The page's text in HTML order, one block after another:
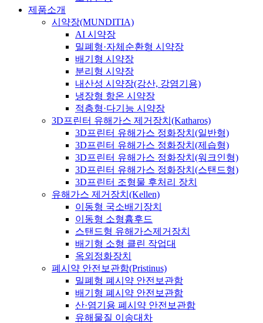
제품소개
시약장(MUNDITIA)
AI 시약장
밀폐형·자체순환형 시약장
배기형 시약장
분리형 시약장
내산성 시약장(강산, 강염기용)
냉장형 항온 시약장
적층형·다기능 시약장
3D프린터 유해가스 제거장치(Katharos)
3D프린터 유해가스 정화장치(일반형)
3D프린터 유해가스 정화장치(제습형)
3D프린터 유해가스 정화장치(워크인형)
3D프린터 유해가스 정화장치(스탠드형)
3D프린터 조형물 후처리 장치
유해가스 제거장치(Kellen)
이동형 국소배기장치
이동형 소형흄후드
스탠드형 유해가스제거장치
배기형 소형 클린 작업대
옥외정화장치
폐시약 안전보관함(Pristinus)
밀폐형 폐시약 안전보관함
배기형 폐시약 안전보관함
산·염기용 폐시약 안전보관함
유해물질 이송대차